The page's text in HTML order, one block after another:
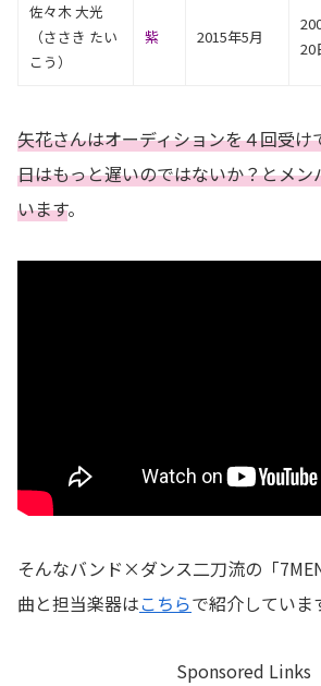
佐々木 大光
（ささき たい
こう）
紫 2015年5月
20
矢花さんはオーディションを４回受け
日はもっと遅いのではないか？とメ
います。
そんなバンド×ダンス二刀流の「
曲と担当楽器はこちらで紹介していま
Sponsored Links